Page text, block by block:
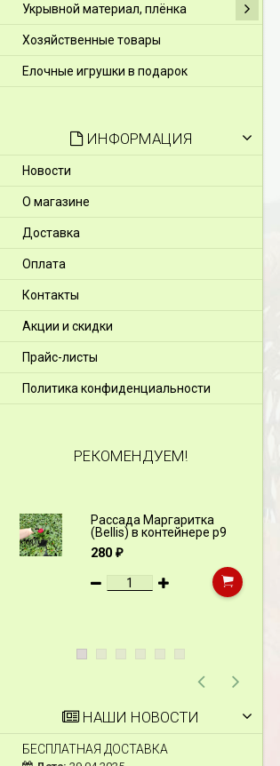
Укрывной материал, плёнка
Хозяйственные товары
Елочные игрушки в подарок
ИНФОРМАЦИЯ
Новости
О магазине
Доставка
Оплата
Контакты
Акции и скидки
Прайс-листы
Политика конфиденциальности
РЕКОМЕНДУЕМ!
Рассада Маргаритка
(Bellis) в контейнере p9
280₽
НАШИ НОВОСТИ
БЕСПЛАТНАЯ ДОСТАВКА